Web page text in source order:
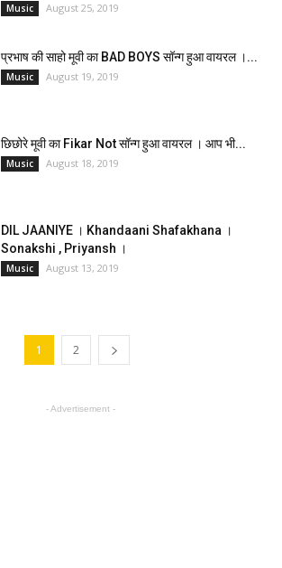
Music August 25, 2019
प्रभाष की साहो मूवी का BAD BOYS सॉन्ग हुआ वायरल ।...
Music August 19, 2019
छिछोरे मूवी का Fikar Not सॉन्ग हुआ वायरल । आप भी...
Music August 18, 2019
DIL JAANIYE । Khandaani Shafakhana ।
Sonakshi , Priyansh ।
Music August 13, 2019
1 2
- Advertisement -